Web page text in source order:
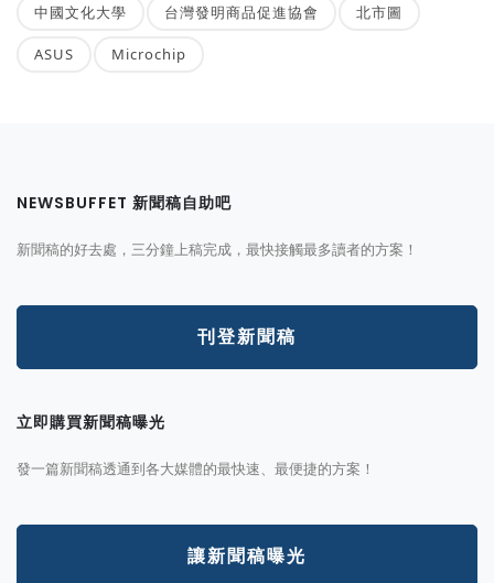
中國文化大學 台灣發明商品促進協會 北市圖
ASUS Microchip
NEWSBUFFET 新聞稿自助吧
新聞稿的好去處，三分鐘上稿完成，最快接觸最多讀者的方案！
刊登新聞稿
立即購買新聞稿曝光
發一篇新聞稿透通到各大媒體的最快速、最便捷的方案！
讓新聞稿曝光